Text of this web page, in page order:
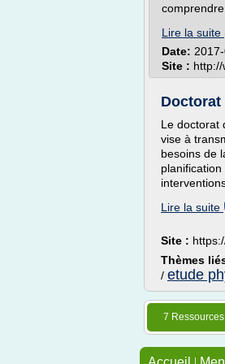
comprendre
Lire la suite
Date:
Site :
Doctorat
Le doctorat
vise à
besoins de
Lire la suite
Site :
Thèmes
/ etude
7 Ressources